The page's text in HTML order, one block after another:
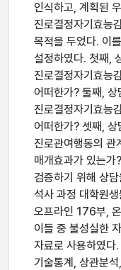
인식하고, 계획된
진로결정자기효능
목적을 두었다. 이
설정하였다. 첫째,
진로결정자기효능
어떠한가? 둘째,
진로결정자기효능
어떠한가? 셋째,
진로관여행동의 관
매개효과가 있는가
검증하기 위해 상
석사 과정 대학원
오프라인 176부,
이들 중 불성실한
자료로 사용하였
기술통계, 상관분